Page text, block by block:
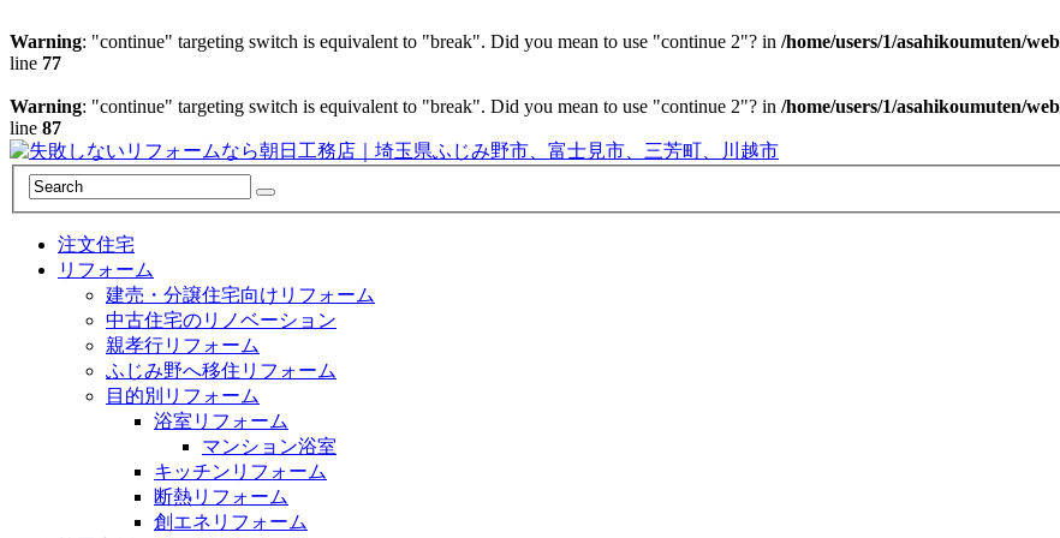
Warning: "continue" targeting switch is equivalent to "break". Did you mean to use "continue 2"? in /home/users/1/asahikoumuten/
line 77
Warning: "continue" targeting switch is equivalent to "break". Did you mean to use "continue 2"? in /home/users/1/asahikoumuten/
line 87
注文住宅
リフォーム
建売・分譲住宅向けリフォーム
中古住宅のリノベーション
親孝行リフォーム
ふじみ野へ移住リフォーム
目的別リフォーム
浴室リフォーム
マンション浴室
キッチンリフォーム
断熱リフォーム
創エネリフォーム